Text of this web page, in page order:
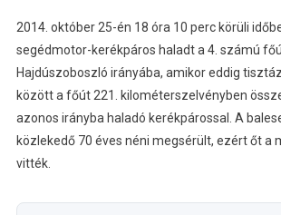
2014. október 25-én 18 óra 10 perc körüli
segédmotor-kerékpáros haladt a 4. számú
Hajdúszoboszló irányába, amikor eddig
között a főút 221. kilométerszelvényben
azonos irányba haladó kerékpárossal. A
közlekedő 70 éves néni megsérült, ezért őt a
vitték.